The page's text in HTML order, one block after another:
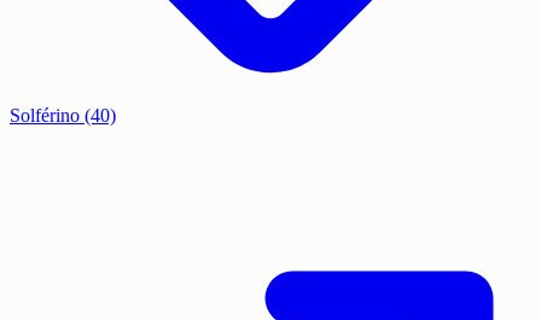
Solférino (40)